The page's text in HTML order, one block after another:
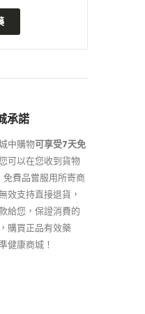
承諾
中購物可享受7天免
可以在您收到貨物
免費品嘗服用所寄商
效支持直接退貨，
給您，保證消費的
購買正品有效藥
健康商城！